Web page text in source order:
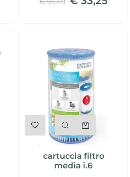
cartuccia filtro
media i.6